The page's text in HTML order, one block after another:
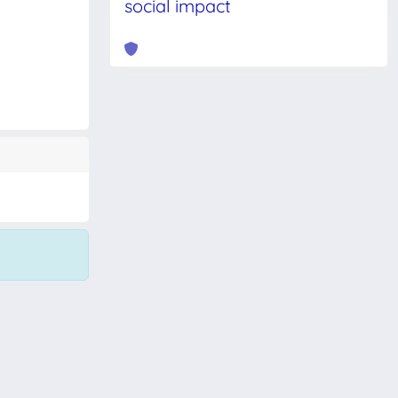
social impact